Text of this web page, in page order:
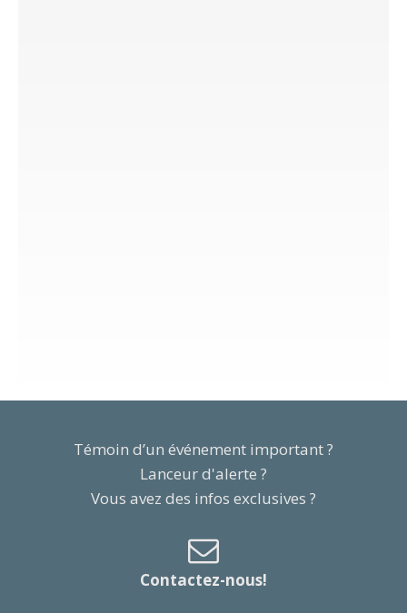
Témoin d’un événement important ?
Lanceur d'alerte ?
Vous avez des infos exclusives ?
Contactez-nous!